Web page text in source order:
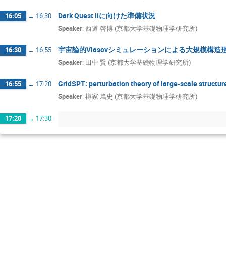
16:05 → 16:30 Dark Quest IIに向けた準備状況
Speaker: 西道 啓博 (京都大学基礎物理学研究所)
16:30 → 16:55 宇宙論的Vlasovシミュレーションによる大規模構造
Speaker: 田中 賢 (京都大学基礎物理学研究所)
16:55 → 17:20 GridSPT: perturbation theory of large-scale
Speaker: 樽家 篤史 (京都大学基礎物理学研究所)
17:20 → 17:30